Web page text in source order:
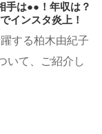
手は●●！年収は？
インスタ炎上！
する柏木由紀子
いて、ご紹介し